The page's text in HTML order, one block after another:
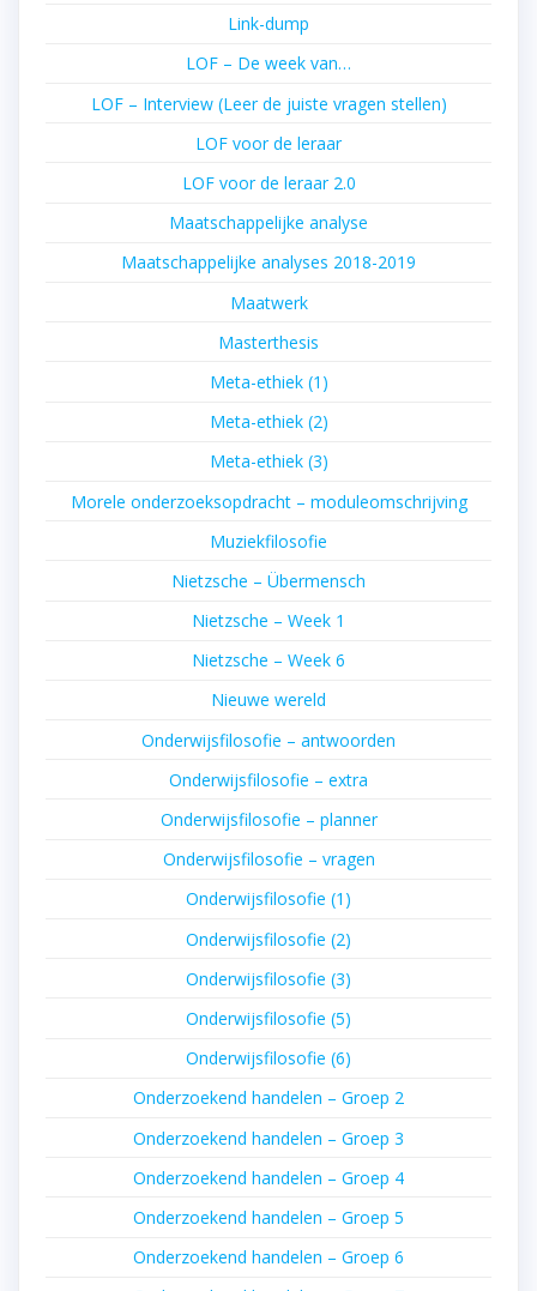
Link-dump
LOF – De week van…
LOF – Interview (Leer de juiste vragen stellen)
LOF voor de leraar
LOF voor de leraar 2.0
Maatschappelijke analyse
Maatschappelijke analyses 2018-2019
Maatwerk
Masterthesis
Meta-ethiek (1)
Meta-ethiek (2)
Meta-ethiek (3)
Morele onderzoeksopdracht – moduleomschrijving
Muziekfilosofie
Nietzsche – Übermensch
Nietzsche – Week 1
Nietzsche – Week 6
Nieuwe wereld
Onderwijsfilosofie – antwoorden
Onderwijsfilosofie – extra
Onderwijsfilosofie – planner
Onderwijsfilosofie – vragen
Onderwijsfilosofie (1)
Onderwijsfilosofie (2)
Onderwijsfilosofie (3)
Onderwijsfilosofie (5)
Onderwijsfilosofie (6)
Onderzoekend handelen – Groep 2
Onderzoekend handelen – Groep 3
Onderzoekend handelen – Groep 4
Onderzoekend handelen – Groep 5
Onderzoekend handelen – Groep 6